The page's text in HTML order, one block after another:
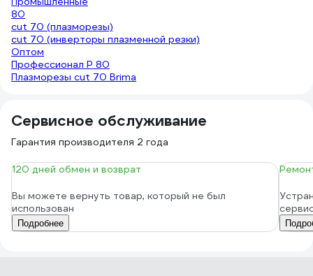
80
cut 70 (плазморезы)
cut 70 (инверторы плазменной резки)
Оптом
Профессионал P 80
Плазморезы cut 70 Brima
Сервисное обслуживание
Гарантия производителя 2 года
120 дней обмен и возврат
Вы можете вернуть товар, который не был
использован
Подробнее